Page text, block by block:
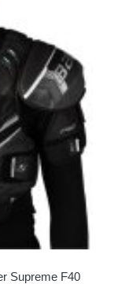
Supreme F40